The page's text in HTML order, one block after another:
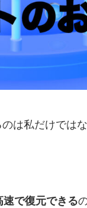
は私だけではな
で復元できる